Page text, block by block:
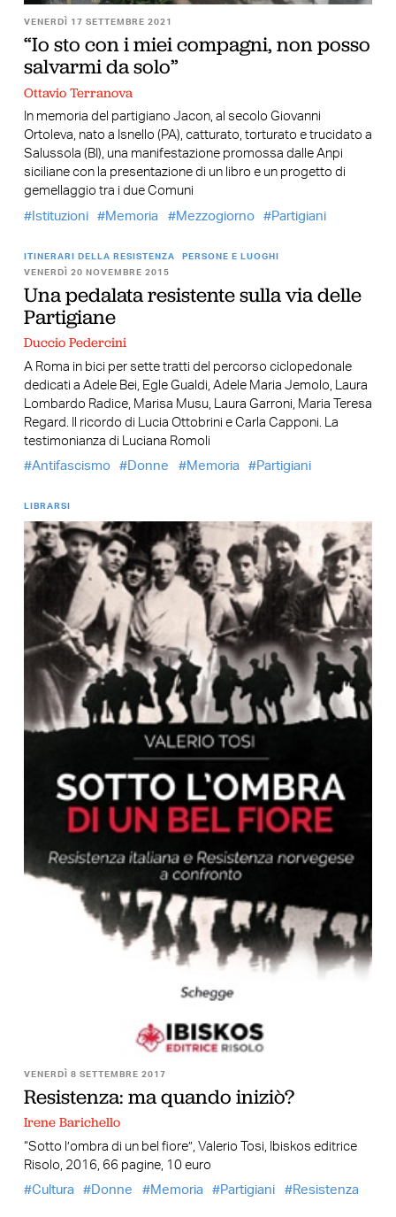
VENERDÌ 17 SETTEMBRE 2021
“Io sto con i miei compagni, non posso
salvarmi da solo”
Ottavio Terranova
In memoria del partigiano Jacon, al secolo Giovanni
Ortoleva, nato a Isnello (PA), catturato, torturato e trucidato a
Salussola (BI), una manifestazione promossa dalle Anpi
siciliane con la presentazione di un libro e un progetto di
gemellaggio tra i due Comuni
Istituzioni
Memoria Mezzogiorno Partigiani
ITINERARI DELLA RESISTENZA
PERSONE E LUOGHI
VENERDÌ 20 NOVEMBRE 2015
Una pedalata resistente sulla via delle
Partigiane
Duccio Pedercini
A Roma in bici per sette tratti del percorso ciclopedonale
dedicati a Adele Bei, Egle Gualdi, Adele Maria Jemolo, Laura
Lombardo Radice, Marisa Musu, Laura Garroni, Maria Teresa
Regard. Il ricordo di Lucia Ottobrini e Carla Capponi. La
testimonianza di Luciana Romoli
Antifascismo
Donne Memoria Partigiani
LIBRARSI
VENERDÌ 8 SETTEMBRE 2017
Resistenza: ma quando iniziò?
Irene Barichello
“Sotto l’ombra di un bel fiore”, Valerio Tosi, Ibiskos editrice
Risolo, 2016, 66 pagine, 10 euro
Cultura
Donne Memoria Partigiani Resistenza